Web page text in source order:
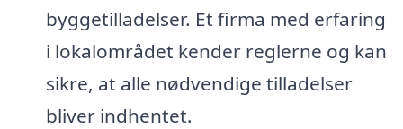
byggetilladelser. Et firma med erfaring
i lokalområdet kender reglerne og kan
sikre, at alle nødvendige tilladelser
bliver indhentet.